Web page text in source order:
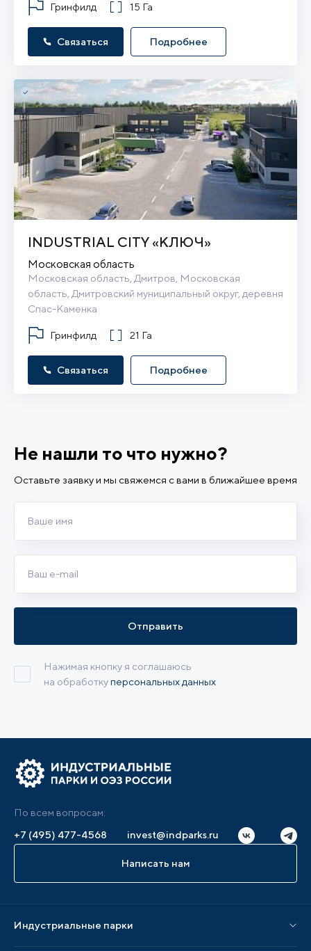
Гринфилд 15 Га
Связаться Подробнее
INDUSTRIAL CITY «КЛЮЧ»
Московская область
Московская область, Дмитров, Московская
область, Дмитровский муниципальный округ, деревня
Спас-Каменка
Гринфилд 21 Га
Связаться Подробнее
Не нашли то что нужно?
Оставьте заявку и мы свяжемся с вами в ближайшее время
Нажимая кнопку я соглашаюсь
на обработкуперсональных данных
Отправить
По всем вопросам:
+7 (495) 477-4568
invest@indparks.ru
Написать нам
Индустриальные парки